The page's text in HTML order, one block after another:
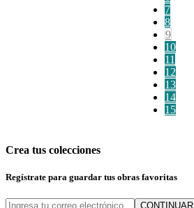
7
8
9
10
11
12
13
14
15
Crea tus colecciones
Regístrate para guardar tus obras favoritas
CONTINUAR